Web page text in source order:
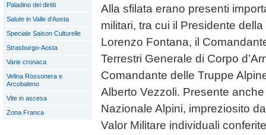
Paladino dei diritti
Salute in Valle d'Aosta
Speciale Saison Culturelle
Strasburgo-Aosta
Varie cronaca
Velina Rossonera e
Arcobaleno
Vite in ascesa
Zona Franca
Alla sfilata erano presenti
militari, tra cui il Presidente
Lorenzo Fontana, il
Terrestri Generale di Corpo
Comandante delle Truppe
Alberto Vezzoli. Presente
Nazionale Alpini, impreziosito
Valor Militare individuali